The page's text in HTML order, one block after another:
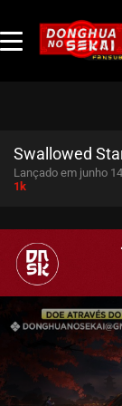
Swallowed
Lançado em junho
1k